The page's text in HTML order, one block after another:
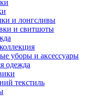
и лонгсливы
и свитшоты
уборы и аксессуары
одежда
текстиль